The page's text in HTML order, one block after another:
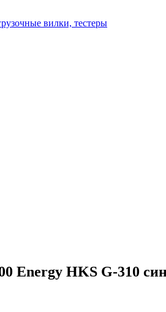
вилки, тестеры
Energy HKS G-310